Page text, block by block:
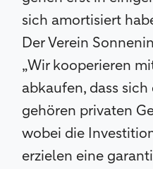
sich amortisiert
Der Verein
„Wir kooperieren
abkaufen, dass
gehören privaten
wobei die
erzielen eine